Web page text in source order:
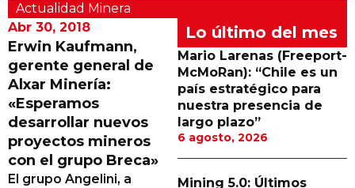
Minería Superficie
Minerí­a Subterránea
Proveedores
Canal Digital
Columnas de Opinión
Actualidad Minera
Abr 30, 2018
Erwin Kaufmann,
gerente general de
Alxar Minería:
«Esperamos
desarrollar nuevos
proyectos mineros
con el grupo Breca»
El grupo Angelini, a
Lo último del mes
Mario Larenas (Freeport-
McMoRan): “Chile es un
país estratégico para
nuestra presencia de
largo plazo”
6 agosto, 2026
Mining 5.0: Últimos